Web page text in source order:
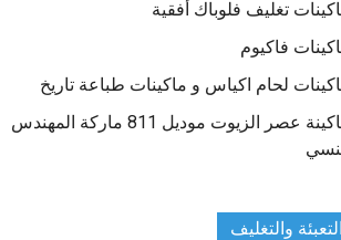
تغليف فلوباك أفقية
فاكيوم
لحام اكياس و ماكينات طباعة تاريخ
ماكينة عصر الزيوت موديل 811 ماركة المهندس
التعبئة والتغليف